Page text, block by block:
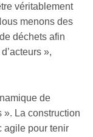
véritablement
menons des
déchets afin
»,
de
». La construction
agile pour tenir